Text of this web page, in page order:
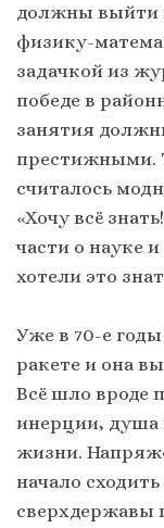
должны выйти
физику-
задачкой из
победе в
занятия
престижными.
считалось
«Хочу всё
части о науке
хотели это
Уже в 70-е
ракете и она
Всё шло вроде
инерции, душа
жизни.
начало
сверхдержавы